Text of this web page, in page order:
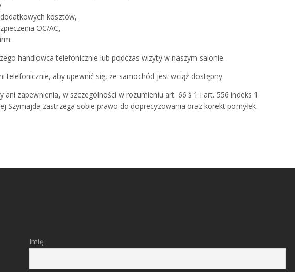
kosztów,
OC/AC,
handlowca telefonicznie lub podczas wizyty w naszym salonie.
telefonicznie, aby upewnić się, że samochód jest wciąż dostępny.
zapewnienia, w szczególności w rozumieniu art. 66 § 1 i art. 556 indeks 1
Szymajda zastrzega sobie prawo do doprecyzowania oraz korekt pomyłek.
Imię